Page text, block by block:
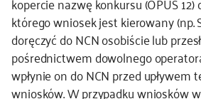
którego wniosek jest kierowany (np.
doręczyć do NCN osobiście lub
pośrednictwem dowolnego
wpłynie on do NCN przed upływem
wniosków. W przypadku wniosków